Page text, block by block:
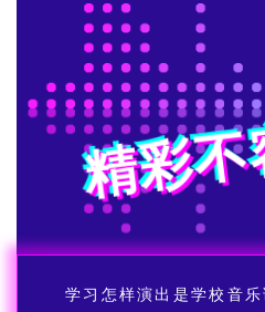
精彩
学习怎样演出是学校音